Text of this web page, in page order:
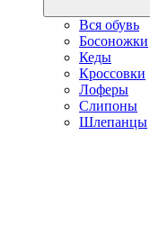
Вся обувь
Босоножки
Кеды
Кроссовки
Лоферы
Слипоны
Шлепанцы